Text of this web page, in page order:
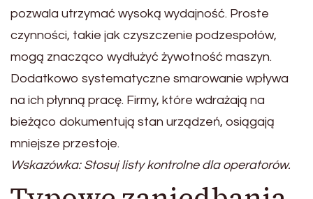
pozwala utrzymać wysoką wydajność. Proste
czynności, takie jak czyszczenie podzespołów,
mogą znacząco wydłużyć żywotność maszyn.
Dodatkowo systematyczne smarowanie wpływa
na ich płynną pracę. Firmy, które wdrażają na
bieżąco dokumentują stan urządzeń, osiągają
mniejsze przestoje.
Wskazówka: Stosuj listy kontrolne dla operatorów.